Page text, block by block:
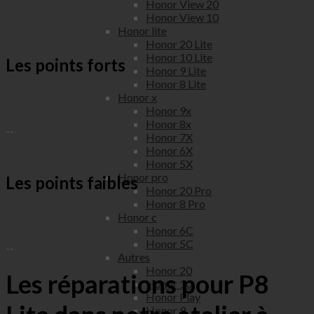
Honor View 20
Honor View 10
Honor lite
Honor 20 Lite
Honor 10 Lite
Honor 9 Lite
Honor 8 Lite
Honor x
Honor 9x
Honor 8x
Honor 7X
Honor 6X
Honor 5X
Honor pro
Honor 20 Pro
Honor 8 Pro
Honor c
Honor 6C
Honor 5C
Autres
Honor 20
Honor 10
Honor Play
Honor 9
Les points forts
--
Les points faibles
--
Les réparations pour P8